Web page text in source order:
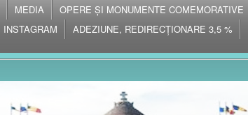
MEDIA OPERE ȘI MONUMENTE COMEMORATIVE
INSTAGRAM ADEZIUNE, REDIRECȚIONARE 3,5 %